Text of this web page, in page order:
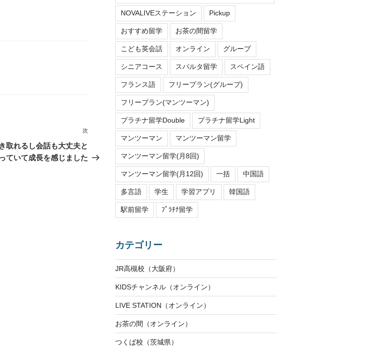
次
投
次
取れるし会話も大丈夫と
ていて成長を感じました
NOVALIVEステーション Pickup
おすすめ留学 お茶の間留学
こども英会話 オンライン グループ
シニアコース スパルタ留学 スペイン語
フランス語 フリープラン(グループ)
フリープラン(マンツーマン)
プラチナ留学Double プラチナ留学Light
マンツーマン マンツーマン留学
マンツーマン留学(月8回)
マンツーマン留学(月12回) 一括 中国語
多言語 学生 学習アプリ 韓国語
駅前留学 ﾌﾟﾗﾁﾅ留学
カテゴリー
JR高槻校（大阪府）
KIDSチャンネル（オンライン）
LIVE STATION（オンライン）
お茶の間（オンライン）
つくば校（茨城県）